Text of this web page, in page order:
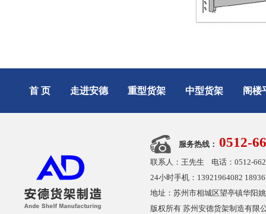
首 页 走进安德 重型货架 中型货架 阁楼
服务热线： 0512-
联系人：王先生 电话：0512-
24小时手机：13921964082
地址：苏州市相城区望亭镇华阳
版权所有 苏州安德货架制造有限